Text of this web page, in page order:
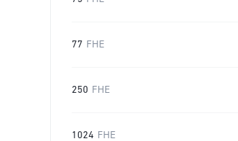
77 FHE
250 FHE
1024 FHE